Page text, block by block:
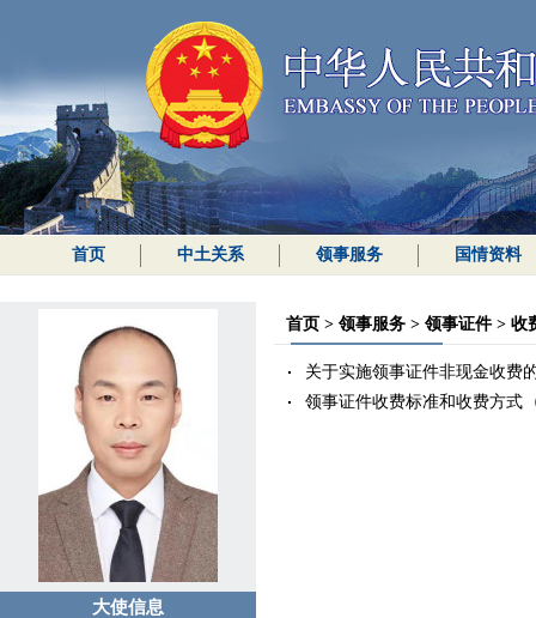
首页 中土关系 领事服务 国情资料
大使信息
首页 > 领事服务 > 领事证件> 收
关于实施领事证件非现金收费
领事证件收费标准和收费方式